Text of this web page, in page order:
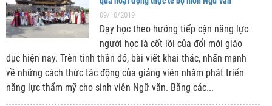
09/10/2019
Dạy học theo hướng tiếp cận năng lực
người học là cốt lõi của đổi mới giáo
dục hiện nay. Trên tinh thần đó, bài viết khai thác, nhấn mạnh
về những cách thức tác động của giảng viên nhắm phát triển
năng lực thẩm mỹ cho sinh viên Ngữ văn. Bằng các...